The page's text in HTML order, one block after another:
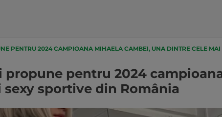
PENTRU 2024 CAMPIOANA MIHAELA CAMBEI, UNA DINTRE CELE
propune pentru 2024
sportive din România